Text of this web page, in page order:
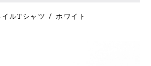
イルTシャツ / ホワイト